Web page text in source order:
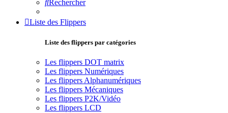
Rechercher
Liste des Flippers
Liste des flippers par catégories
Les flippers DOT matrix
Les flippers Numériques
Les flippers Alphanumériques
Les flippers Mécaniques
Les flippers P2K/Vidéo
Les flippers LCD